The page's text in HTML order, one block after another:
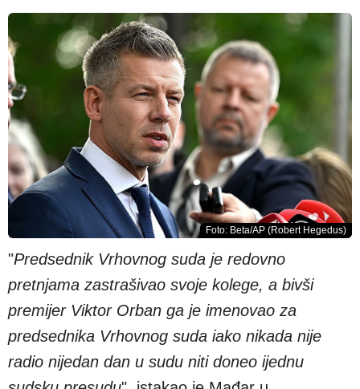
Foto: Beta/AP (Robert Hegedus)
"Predsednik Vrhovnog suda je redovno
pretnjama zastrašivao svoje kolege, a bivši
premijer Viktor Orban ga je imenovao za
predsednika Vrhovnog suda iako nikada nije
radio nijedan dan u sudu niti doneo ijednu